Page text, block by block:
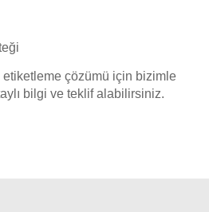
etiketleme çözümü için bizimle
bilgi ve teklif alabilirsiniz.